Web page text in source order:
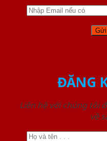
ĐĂNG
Liên hệ với chúng tôi
về